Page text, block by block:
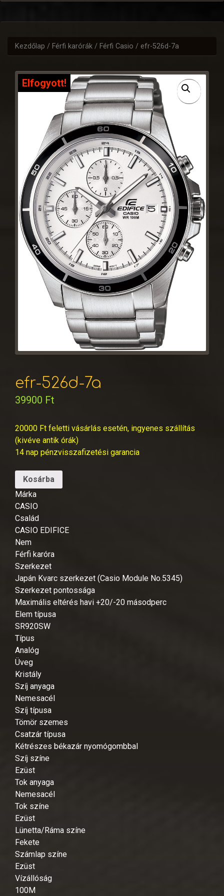
Kezdőlap / Férfi karórák / Férfi Casio / efr-526d-7a
Elfogyott!
efr-526d-7a
39900 Ft
20000 Ft feletti vásárlás esetén, ingyenes szállítás
(kivéve antik órák)
14 nap pénzvisszafizetési garancia
Kosárba
Márka
CASIO
Család
CASIO EDIFICE
Nem
Férfi karóra
Szerkezet
Japán Kvarc szerkezet (Casio Module No.5345)
Szerkezet pontossága
Maximális eltérés havi +20/-20 másodperc
Elem típusa
SR920SW
Típus
Analóg
Üveg
Kristály
Szíj anyaga
Nemesacél
Szíj típusa
Tömör szemes
Csatzár típusa
Kétrészes békazár nyomógombbal
Szíj színe
Ezüst
Tok anyaga
Nemesacél
Tok színe
Ezüst
Lünetta/Ráma színe
Fekete
Számlap színe
Ezüst
Vízállóság
100M